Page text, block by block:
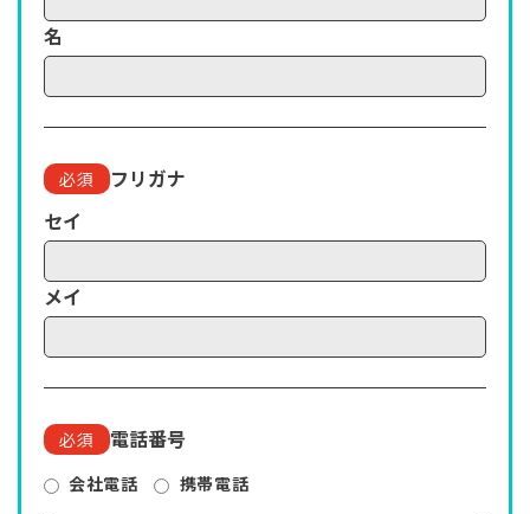
法人のお客様
個人のお客様
PRIVACY POLICY
名
必須
フリガナ
セイ
メイ
必須 電話番号
会社電話 携帯電話